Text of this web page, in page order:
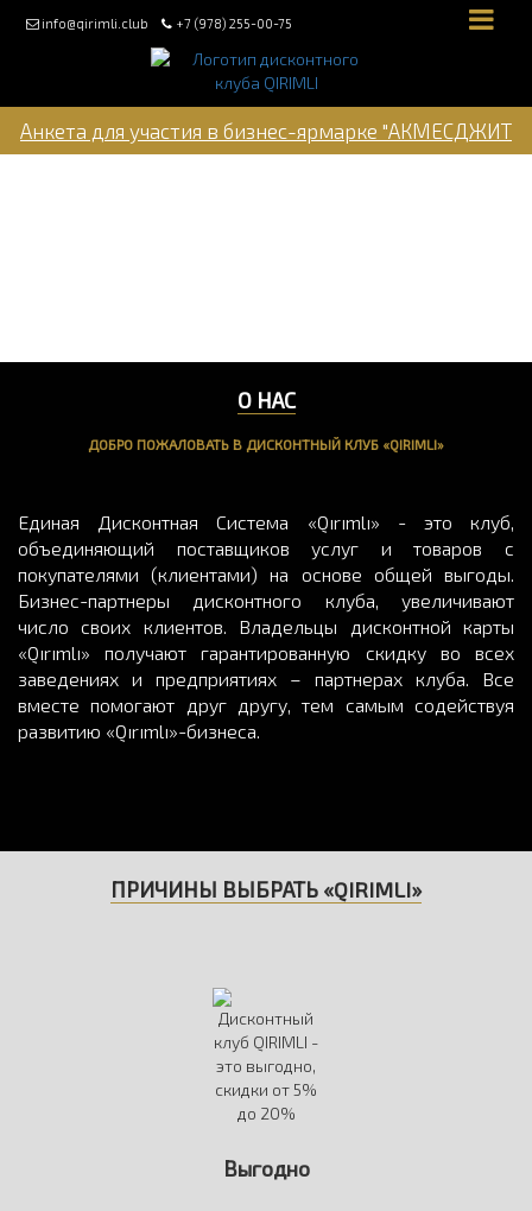
info@qirimli.club +7 (978) 255-00-75
Анкета для участия в бизнес-ярмарке "АКМЕСДЖИТ
О НАС
ДОБРО ПОЖАЛОВАТЬ В ДИСКОНТНЫЙ КЛУБ «QIRIMLI»
Единая Дисконтная Система «Qırımlı» - это клуб,
объединяющий поставщиков услуг и товаров с
покупателями (клиентами) на основе общей выгоды.
Бизнес-партнеры дисконтного клуба, увеличивают
число своих клиентов. Владельцы дисконтной карты
«Qırımlı» получают гарантированную скидку во всех
заведениях и предприятиях – партнерах клуба. Все
вместе помогают друг другу, тем самым содействуя
развитию «Qırımlı»-бизнеса.
ПРИЧИНЫ ВЫБРАТЬ «QIRIMLI»
Выгодно